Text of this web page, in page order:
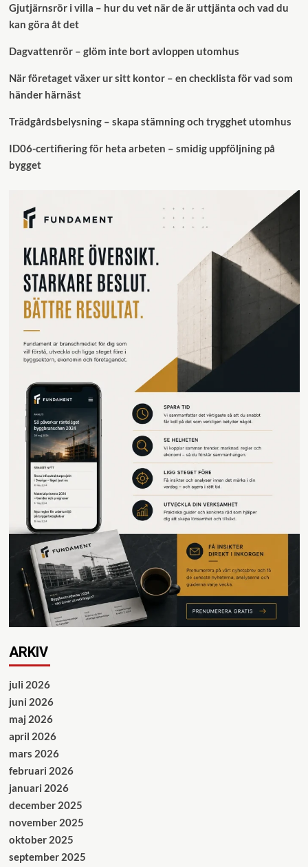
Gjutjärnsrör i villa – hur du vet när de är uttjänta och vad du
kan göra åt det
Dagvattenrör – glöm inte bort avloppen utomhus
När företaget växer ur sitt kontor – en checklista för vad som
händer härnäst
Trädgårdsbelysning – skapa stämning och trygghet utomhus
ID06-certifiering för heta arbeten – smidig uppföljning på
bygget
ARKIV
juli 2026
juni 2026
maj 2026
april 2026
mars 2026
februari 2026
januari 2026
december 2025
november 2025
oktober 2025
september 2025